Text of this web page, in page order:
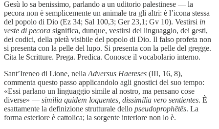
Gesù lo sa benissimo, parlando a un uditorio palestinese — la
pecora non è semplicemente un animale tra gli altri: è l’icona stessa
del popolo di Dio (Ez 34; Sal 100,3; Ger 23,1; Gv 10). Vestirsi in
veste di pecora significa, dunque, vestirsi del linguaggio, dei gesti,
dei codici, della pietà visibile del popolo di Dio. Il falso profeta non
si presenta con la pelle del lupo. Si presenta con la pelle del gregge.
Cita le Scritture. Prega. Predica. Conosce il vocabolario interno.
Sant’Ireneo di Lione, nella Adversus Haereses (III, 16, 8),
commenta questo passo applicandolo agli gnostici del suo tempo:
«Essi parlano un linguaggio simile al nostro, ma pensano cose
diverse» — similia quidem loquentes, dissimilia vero sentientes. È
esattamente la definizione strutturale dello pseudoprophētēs. La
forma esteriore è cattolica; la sorgente interiore non lo è.